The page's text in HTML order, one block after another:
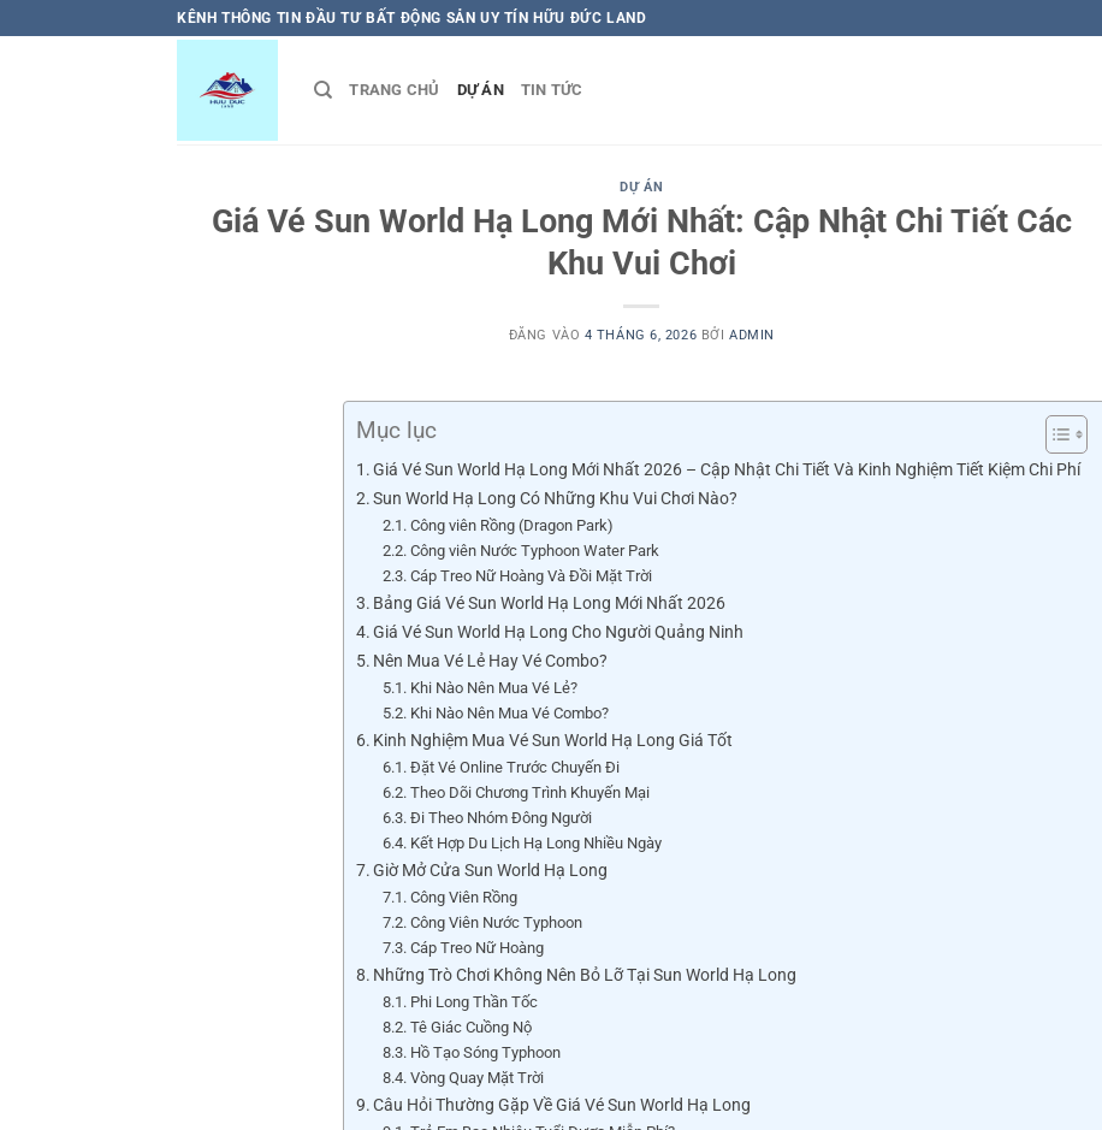
qua
KÊNH THÔNG TIN ĐẦU TƯ BẤT ĐỘNG SẢN UY TÍN HỮU ĐỨC LAND
TRANG CHỦ DỰ ÁN TIN TỨC
DỰ ÁN
Giá Vé Sun World Hạ Long Mới Nhất: Cập Nhật Chi Tiết Các
Khu Vui Chơi
ĐĂNG VÀO 4 THÁNG 6, 2026 BỞI ADMIN
Mục lục
Giá Vé Sun World Hạ Long Mới Nhất 2026 – Cập Nhật Chi Tiết Và Kinh Nghiệm Tiết Kiệm Chi Phí
Sun World Hạ Long Có Những Khu Vui Chơi Nào?
Công viên Rồng (Dragon Park)
Công viên Nước Typhoon Water Park
Cáp Treo Nữ Hoàng Và Đồi Mặt Trời
Bảng Giá Vé Sun World Hạ Long Mới Nhất 2026
Giá Vé Sun World Hạ Long Cho Người Quảng Ninh
Nên Mua Vé Lẻ Hay Vé Combo?
Khi Nào Nên Mua Vé Lẻ?
Khi Nào Nên Mua Vé Combo?
Kinh Nghiệm Mua Vé Sun World Hạ Long Giá Tốt
Đặt Vé Online Trước Chuyến Đi
Theo Dõi Chương Trình Khuyến Mại
Đi Theo Nhóm Đông Người
Kết Hợp Du Lịch Hạ Long Nhiều Ngày
Giờ Mở Cửa Sun World Hạ Long
Công Viên Rồng
Công Viên Nước Typhoon
Cáp Treo Nữ Hoàng
Những Trò Chơi Không Nên Bỏ Lỡ Tại Sun World Hạ Long
Phi Long Thần Tốc
Tê Giác Cuồng Nộ
Hồ Tạo Sóng Typhoon
Vòng Quay Mặt Trời
Câu Hỏi Thường Gặp Về Giá Vé Sun World Hạ Long